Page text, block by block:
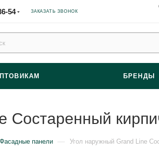
54 ЗАКАЗАТЬ ЗВОНОК
БРЕНДЫ
Состаренный
Фасадные панели — Угол наружный Grand Line